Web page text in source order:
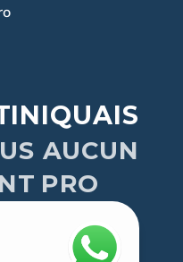
AUCUN
PRO